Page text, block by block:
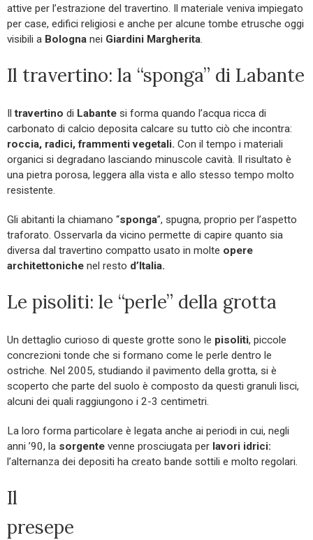
attive per l’estrazione del travertino. Il materiale veniva impiegato
per case, edifici religiosi e anche per alcune tombe etrusche oggi
visibili a Bologna nei Giardini Margherita.
Il travertino: la “sponga” di Labante
Iltravertino di Labante si forma quando l’acqua ricca di
carbonato di calcio deposita calcare su tutto ciò che incontra:
roccia, radici, frammenti vegetali. Con il tempo i materiali
organici si degradano lasciando minuscole cavità. Il risultato è
una pietra porosa, leggera alla vista e allo stesso tempo molto
resistente.
Gli abitanti la chiamano “sponga”, spugna, proprio per l’aspetto
traforato. Osservarla da vicino permette di capire quanto sia
diversa dal travertino compatto usato in molte opere
architettoniche nel resto d’Italia.
Le pisoliti: le “perle” della grotta
Un dettaglio curioso di queste grotte sono le pisoliti, piccole
concrezioni tonde che si formano come le perle dentro le
ostriche. Nel 2005, studiando il pavimento della grotta, si è
scoperto che parte del suolo è composto da questi granuli lisci,
alcuni dei quali raggiungono i 2-3 centimetri.
La loro forma particolare è legata anche ai periodi in cui, negli
anni ’90, la sorgente venne prosciugata per lavori idrici:
l’alternanza dei depositi ha creato bande sottili e molto regolari.
Il
presepe